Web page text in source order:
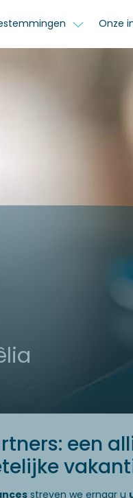
Onze
een
streven we ernaar u